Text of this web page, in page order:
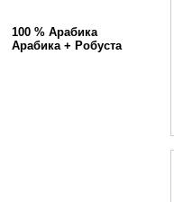
100 % Арабика
Арабика + Робуста